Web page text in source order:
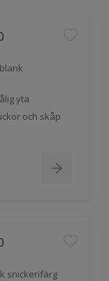
yta
och skåp
snickerifärg